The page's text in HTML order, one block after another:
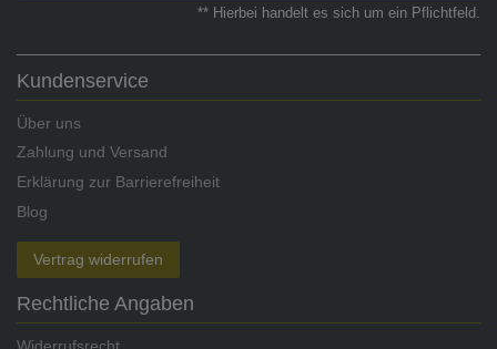
** Hierbei handelt es sich um ein Pflichtfeld.
Kundenservice
Über uns
Zahlung und Versand
Erklärung zur Barrierefreiheit
Blog
Vertrag widerrufen
Rechtliche Angaben